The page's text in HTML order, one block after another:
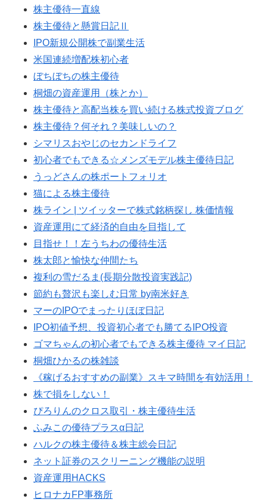
株主優待一直線
株主優待と懸賞日記Ⅱ
IPO新規公開株で副業生活
米国連続増配株初心者
ぼちぼちの株主優待
桐畑の資産運用（株とか）
株主優待と高配当株を買い続ける株式投資ブログ
株主優待？何それ？美味しいの？
シマリスおやじのセカンドライフ
初心者でもできる☆メンズモデル株主優待日記
うっどさんの株ポートフォリオ
猫による株主優待
株ライン | ツイッターで株式銘柄探し 株価情報
資産運用にて経済的自由を目指して
目指せ！！左うちわの優待生活
株太郎と愉快な仲間たち
複利の雪だるま(長期分散投資実践記)
節約も贅沢も楽しむ日常 by南米好き
マーのIPOでまったりほぼ日記
IPO初値予想、投資初心者でも勝てるIPO投資
ゴマちゃんの初心者でもできる株主優待 マイ日記
桐畑ひかるの株雑談
《稼げるおすすめの副業》スキマ時間を有効活用！
株で損をしない！
ぴろりんのクロス取引・株主優待生活
ふみこの優待プラスα日記
ハルクの株主優待＆株主総会日記
ネット証券のスクリーニング機能の説明
資産運用HACKS
ヒロナカFP事務所